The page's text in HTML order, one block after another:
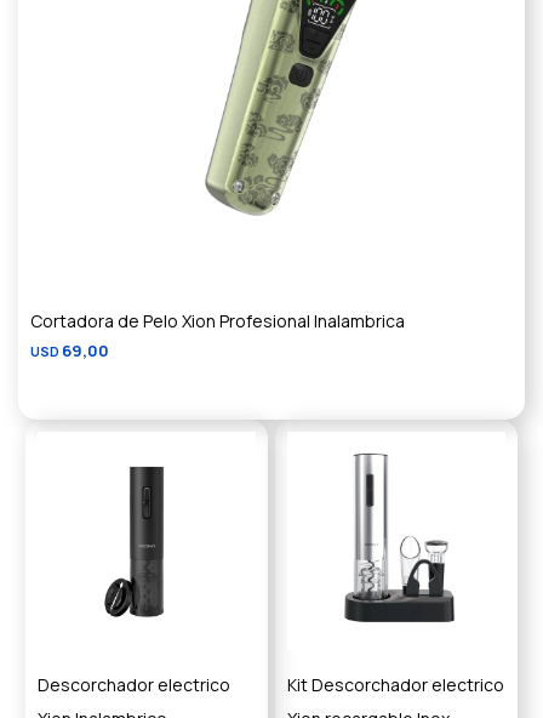
Cortadora de Pelo Xion Profesional Inalambrica
USD 69,00
Descorchador electrico
Kit Descorchador electrico